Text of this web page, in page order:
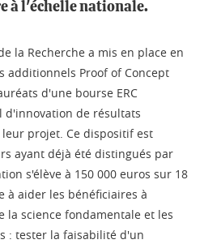
à l'échelle nationale.
la Recherche a mis en place en
additionnels Proof of Concept
d'une bourse ERC
d'innovation de résultats
projet. Ce dispositif est
ayant déjà été distingués par
s'élève à 150 000 euros sur 18
à aider les bénéficiaires à
la science fondamentale et les
: tester la faisabilité d'un